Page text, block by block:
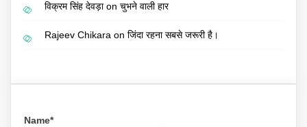
विक्रम सिंह देवड़ाon चुभने वाली हार
Rajeev Chikara on जिंदा रहना सबसे जरूरी है।
Name*